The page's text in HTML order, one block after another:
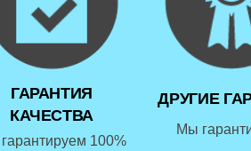
ГАРАНТИЯ
КАЧЕСТВА
100%
ДРУГИЕ
Мы